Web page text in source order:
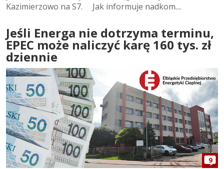
Kazimierzowo na S7. Jak informuje nadkom....
Jeśli Energa nie dotrzyma terminu,
EPEC może naliczyć karę 160 tys. zł
dziennie
9